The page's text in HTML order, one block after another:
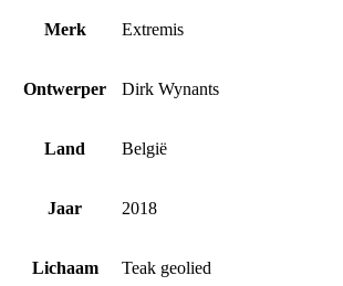
Merk Extremis
Ontwerper Dirk Wynants
Land België
Jaar 2018
Lichaam Teak geolied